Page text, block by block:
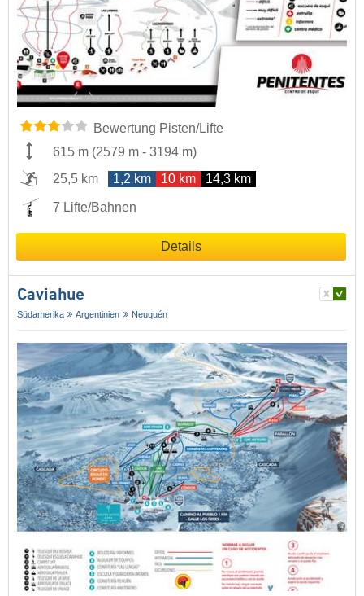
Bewertung Pisten/Lifte
615 m (2579 m - 3194 m)
25,5 km
1,2 km 10 km 14,3 km
7 Lifte/Bahnen
Details
Caviahue
Südamerika Argentinien Neuquén